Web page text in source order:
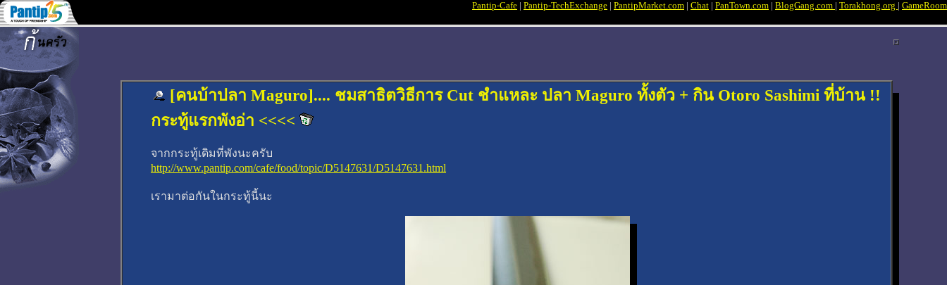
Pantip-Cafe | Pantip-TechExchange | PantipMarket.com | Chat | PanTown.com | BlogGang.com | Torakhong.org | GameRoom
[คนบ้าปลา Maguro].... ชมสาธิตวิธีการ Cut ชำแหละ ปลา Maguro ทั้งตัว + กิน Otoro Sashimi ที่บ้าน !!
กระทู้แรกพังอ่า <<<<
จากกระทู้เดิมที่พังนะครับ
http://www.pantip.com/cafe/food/topic/D5147631/D5147631.html
เรามาต่อกันในกระทู้นี้นะ